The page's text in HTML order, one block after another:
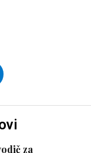
za